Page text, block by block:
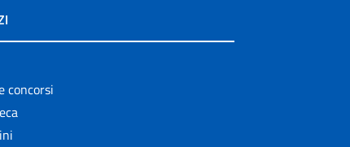
concorsi